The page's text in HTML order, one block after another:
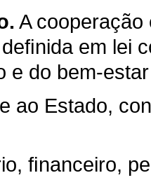
A cooperação
em lei
e do bem-
ao Estado,
ﬁnanceiro,